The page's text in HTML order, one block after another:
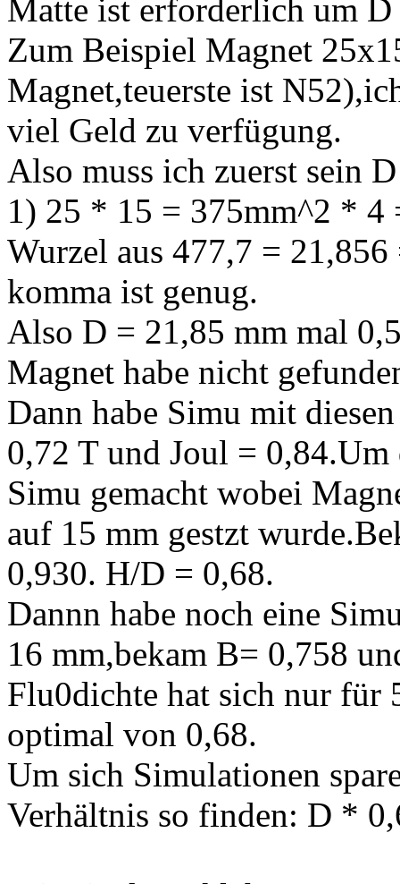
Matte ist erforderlich um D
Zum Beispiel Magnet
Magnet,teuerste ist
viel Geld zu verfügung.
Also muss ich zuerst sein
1) 25 * 15 = 375mm^2 * 4
Wurzel aus 477,7 =
komma ist genug.
Also D = 21,85 mm mal
Magnet habe nicht
Dann habe Simu mit
0,72 T und Joul =
Simu gemacht wobei
auf 15 mm gestzt
0,930. H/D = 0,68.
Dannn habe noch eine
16 mm,bekam B= 0,758
Flu0dichte hat sich nur für
optimal von 0,68.
Um sich Simulationen
Verhältnis so finden: D *